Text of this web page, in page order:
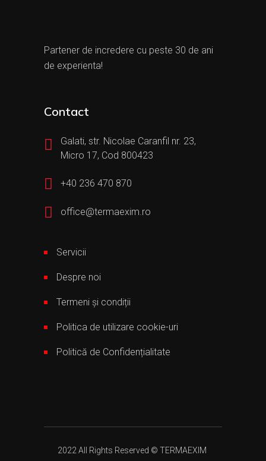
Partener de incredere cu peste 30 de ani
de experienta!
Contact
Galati, str. Nicolae Caranfil nr. 23,
Micro 17, Cod 800423
+40 236 470 870
office@termaexim.ro
Servicii
Despre noi
Termeni și condiții
Politica de utilizare cookie-uri
Politică de Confidențialitate
2022 All Rights Reserved © TERMAEXIM